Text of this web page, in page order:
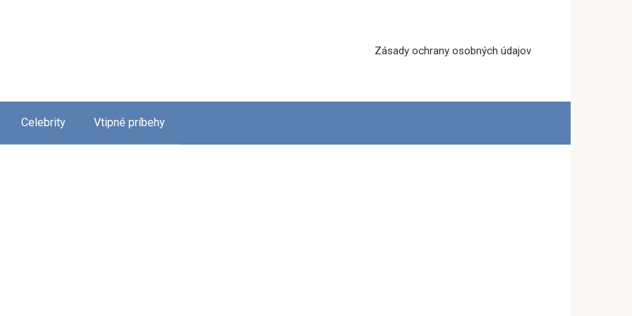
Zásady ochrany osobných údajov
Celebrity Vtipné príbehy